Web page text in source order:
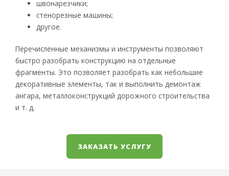
швонарезчики;
стенорезные машины;
другое.
Перечисленные механизмы и инструменты позволяют
быстро разобрать конструкцию на отдельные
фрагменты. Это позволяет разобрать как небольшие
декоративные элементы, так и выполнить демонтаж
ангара, металлоконструкций дорожного строительства
и т. д.
ЗАКАЗАТЬ УСЛУГУ